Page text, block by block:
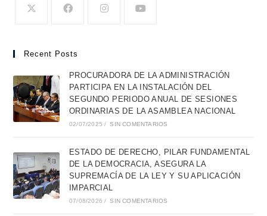
Recent Posts
PROCURADORA DE LA ADMINISTRACIÓN
PARTICIPA EN LA INSTALACIÓN DEL
SEGUNDO PERIODO ANUAL DE SESIONES
ORDINARIAS DE LA ASAMBLEA NACIONAL
02/07/2025 / SIN COMENTARIOS
ESTADO DE DERECHO, PILAR FUNDAMENTAL
DE LA DEMOCRACIA, ASEGURA LA
SUPREMACÍA DE LA LEY Y SU APLICACIÓN
IMPARCIAL
07/08/2026 / SIN COMENTARIOS